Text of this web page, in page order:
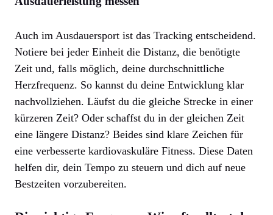
Auch im Ausdauersport ist das Tracking entscheidend.
Notiere bei jeder Einheit die Distanz, die benötigte
Zeit und, falls möglich, deine durchschnittliche
Herzfrequenz. So kannst du deine Entwicklung klar
nachvollziehen. Läufst du die gleiche Strecke in einer
kürzeren Zeit? Oder schaffst du in der gleichen Zeit
eine längere Distanz? Beides sind klare Zeichen für
eine verbesserte kardiovaskuläre Fitness. Diese Daten
helfen dir, dein Tempo zu steuern und dich auf neue
Bestzeiten vorzubereiten.